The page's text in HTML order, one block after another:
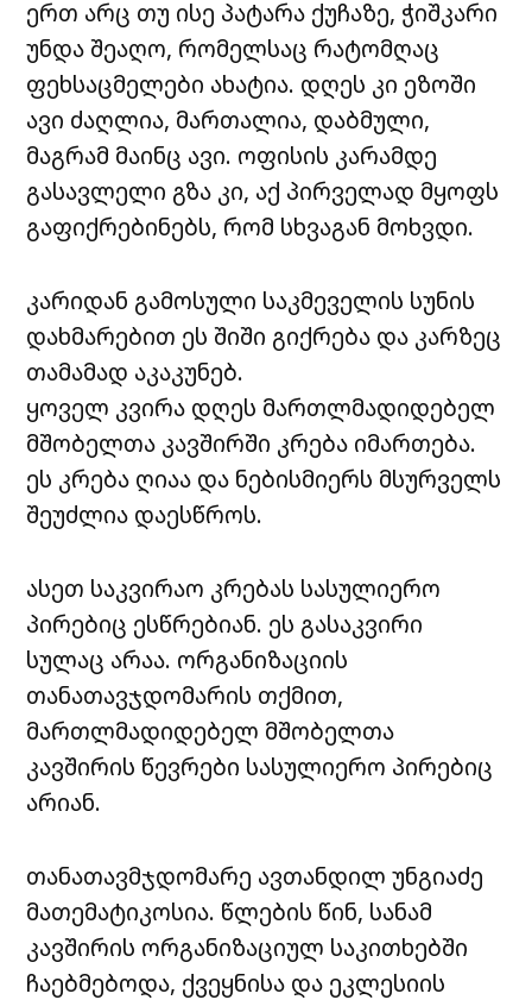
ერთ არც თუ ისე პატარა ქუჩაზე, ჭიშკარი
უნდა შეაღო, რომელსაც რატომღაც
ფეხსაცმელები ახატია. დღეს კი ეზოში
ავი ძაღლია, მართალია, დაბმული,
მაგრამ მაინც ავი. ოფისის კარამდე
გასავლელი გზა კი, აქ პირველად მყოფს
გაფიქრებინებს, რომ სხვაგან მოხვდი.
კარიდან გამოსული საკმეველის სუნის
დახმარებით ეს შიში გიქრება და კარზეც
თამამად აკაკუნებ.
ყოველ კვირა დღეს მართლმადიდებელ
მშობელთა კავშირში კრება იმართება.
ეს კრება ღიაა და ნებისმიერს მსურველს
შეუძლია დაესწროს.
ასეთ საკვირაო კრებას სასულიერო
პირებიც ესწრებიან. ეს გასაკვირი
სულაც არაა. ორგანიზაციის
თანათავჯდომარის თქმით,
მართლმადიდებელ მშობელთა
კავშირის წევრები სასულიერო პირებიც
არიან.
თანათავმჯდომარე ავთანდილ უნგიაძე
მათემატიკოსია. წლების წინ, სანამ
კავშირის ორგანიზაციულ საკითხებში
ჩაებმებოდა, ქვეყნისა და ეკლესიის